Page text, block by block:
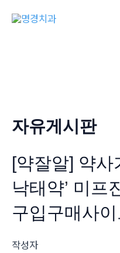
자유게시판
[약잘알] 약사
낙태약’ 미프
구입구매사이
작성자